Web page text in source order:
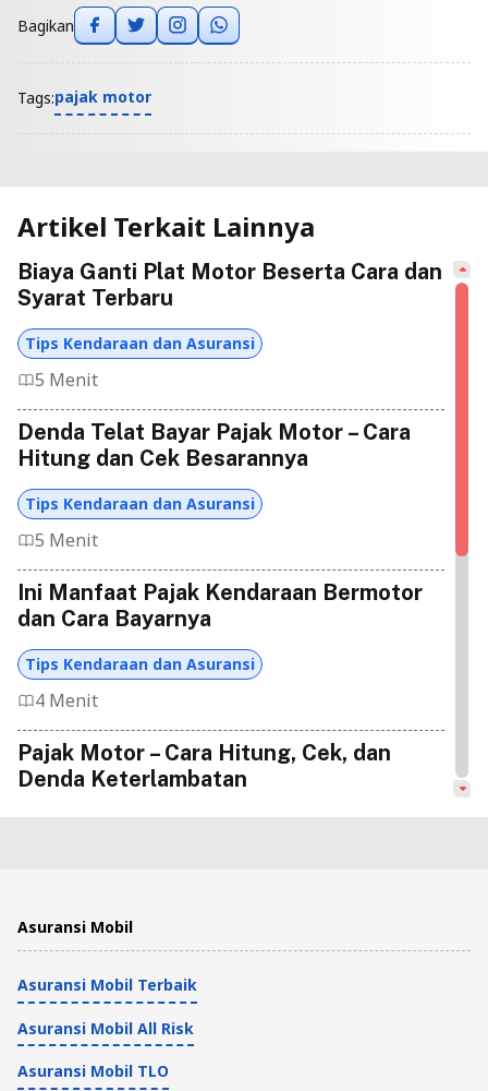
Bagikan
Tags:pajak motor
Artikel Terkait Lainnya
Biaya Ganti Plat Motor Beserta Cara dan
Syarat Terbaru
Tips Kendaraan dan Asuransi
5 Menit
Denda Telat Bayar Pajak Motor – Cara
Hitung dan Cek Besarannya
Tips Kendaraan dan Asuransi
5 Menit
Ini Manfaat Pajak Kendaraan Bermotor
dan Cara Bayarnya
Tips Kendaraan dan Asuransi
4 Menit
Pajak Motor – Cara Hitung, Cek, dan
Denda Keterlambatan
Lewat Online
Tips Kendaraan dan Asuransi
6 Menit
Cara Melihat Tanggal Bayar Pajak Motor
Asuransi Mobil
Asuransi Mobil Terbaik
Asuransi Mobil All Risk
Asuransi Mobil TLO